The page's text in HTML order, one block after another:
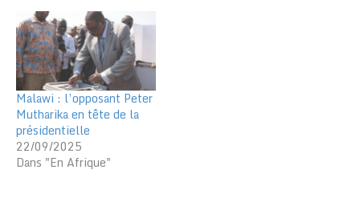
Malawi : l’opposant Peter
Mutharika en tête de la
présidentielle
22/09/2025
Dans "En Afrique"